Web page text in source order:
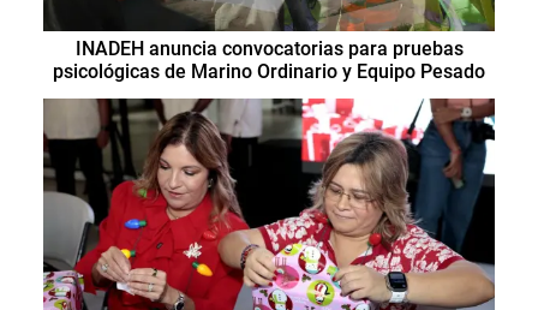
INADEH anuncia convocatorias para pruebas
psicológicas de Marino Ordinario y Equipo Pesado